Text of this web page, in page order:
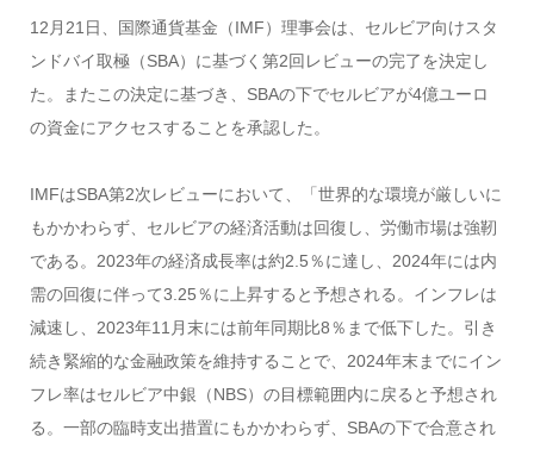
12月21日、国際通貨基金（IMF）理事会は、セルビア向けスタ
ンドバイ取極（SBA）に基づく第2回レビューの完了を決定し
た。またこの決定に基づき、SBAの下でセルビアが4億ユーロ
の資金にアクセスすることを承認した。
IMFはSBA第2次レビューにおいて、「世界的な環境が厳しいに
もかかわらず、セルビアの経済活動は回復し、労働市場は強靭
である。2023年の経済成長率は約2.5％に達し、2024年には内
需の回復に伴って3.25％に上昇すると予想される。インフレは
減速し、2023年11月末には前年同期比8％まで低下した。引き
続き緊縮的な金融政策を維持することで、2024年末までにイン
フレ率はセルビア中銀（NBS）の目標範囲内に戻ると予想され
る。一部の臨時支出措置にもかかわらず、SBAの下で合意され